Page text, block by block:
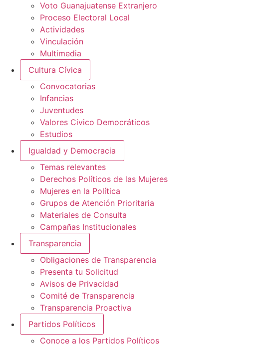
Voto Guanajuatense Extranjero
Proceso Electoral Local
Actividades
Vinculación
Multimedia
Cultura Cívica
Convocatorias
Infancias
Juventudes
Valores Civico Democráticos
Estudios
Igualdad y Democracia
Temas relevantes
Derechos Políticos de las Mujeres
Mujeres en la Política
Grupos de Atención Prioritaria
Materiales de Consulta
Campañas Institucionales
Transparencia
Obligaciones de Transparencia
Presenta tu Solicitud
Avisos de Privacidad
Comité de Transparencia
Transparencia Proactiva
Partidos Políticos
Conoce a los Partidos Políticos